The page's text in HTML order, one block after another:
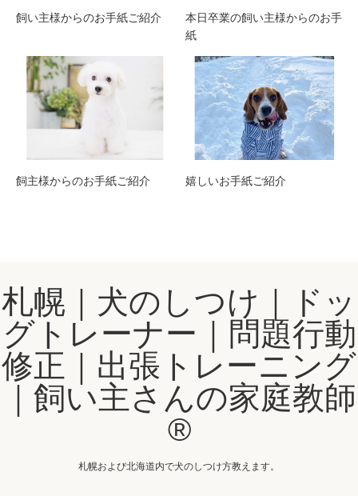
飼い主様からのお手紙ご紹介
本日卒業の飼い主様からのお手
紙
飼主様からのお手紙ご紹介 嬉しいお手紙ご紹介
札幌｜犬のしつけ｜ドッ
グトレーナー｜問題行動
修正｜出張トレーニング
｜飼い主さんの家庭教師
®️
札幌および北海道内で犬のしつけ方教えます。